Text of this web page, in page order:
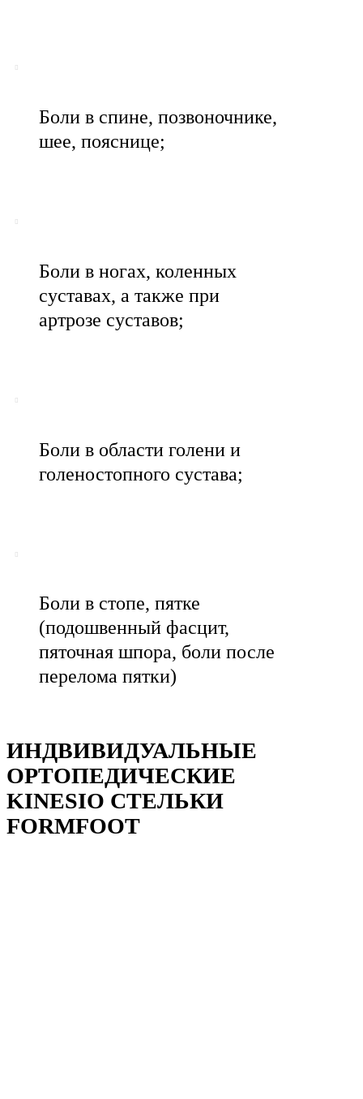
Боли в спине, позвоночнике,
шее, пояснице;
Боли в ногах, коленных
суставах, а также при
артрозе суставов;
Боли в области голени и
голеностопного сустава;
Боли в стопе, пятке
(подошвенный фасцит,
пяточная шпора, боли после
перелома пятки)
ИНДВИВИДУАЛЬНЫЕ
ОРТОПЕДИЧЕСКИЕ
KINESIO СТЕЛЬКИ
FORMFOOT